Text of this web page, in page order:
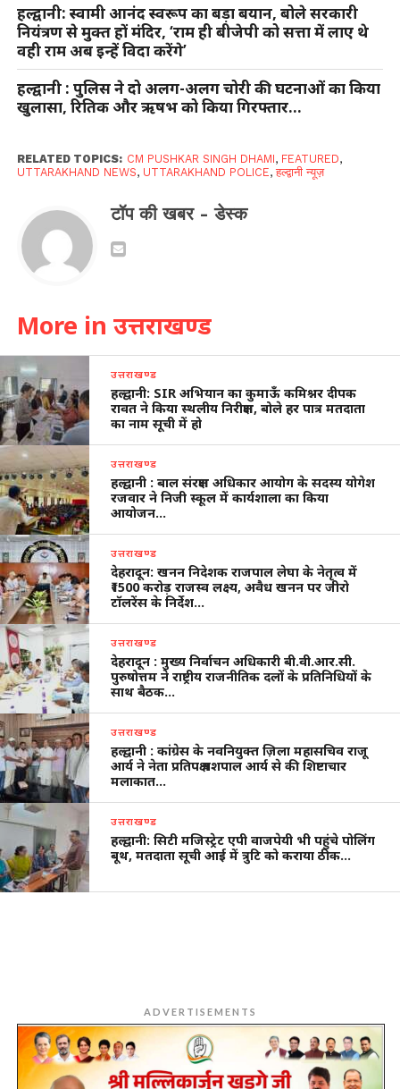
हल्द्वानी: स्वामी आनंद स्वरूप का बड़ा बयान, बोले सरकारी
नियंत्रण से मुक्त हों मंदिर, ‘राम ही बीजेपी को सत्ता में लाए थे
वही राम अब इन्हें विदा करेंगे’
हल्द्वानी : पुलिस ने दो अलग-अलग चोरी की घटनाओं का किया
खुलासा, रितिक और ऋषभ को किया गिरफ्तार…
RELATED TOPICS: CM PUSHKAR SINGH DHAMI, FEATURED,
UTTARAKHAND NEWS, UTTARAKHAND POLICE,हल्द्वानी न्यूज़
टॉप की खबर - डेस्क
More in उत्तराखण्ड
उत्तराखण्ड
हल्द्वानी: SIR अभियान का कुमाऊँ कमिश्नर दीपक
रावत ने किया स्थलीय निरीक्षण, बोले हर पात्र मतदाता
का नाम सूची में हो
उत्तराखण्ड
हल्द्वानी : बाल संरक्षण अधिकार आयोग के सदस्य योगेश
रजवार ने निजी स्कूल में कार्यशाला का किया
आयोजन…
उत्तराखण्ड
देहरादून: खनन निदेशक राजपाल लेघा के नेतृत्व में
₹1500 करोड़ राजस्व लक्ष्य, अवैध खनन पर जीरो
टॉलरेंस के निर्देश…
उत्तराखण्ड
देहरादून : मुख्य निर्वाचन अधिकारी बी.वी.आर.सी.
पुरुषोत्तम ने राष्ट्रीय राजनीतिक दलों के प्रतिनिधियों के
साथ बैठक…
उत्तराखण्ड
हल्द्वानी : कांग्रेस के नवनियुक्त ज़िला महासचिव राजू
आर्य ने नेता प्रतिपक्ष यशपाल आर्य से की शिष्टाचार
मलाकात…
उत्तराखण्ड
हल्द्वानी: सिटी मजिस्ट्रेट एपी वाजपेयी भी पहुंचे पोलिंग
बूथ, मतदाता सूची आई में त्रुटि को कराया ठीक…
ADVERTISEMENTS